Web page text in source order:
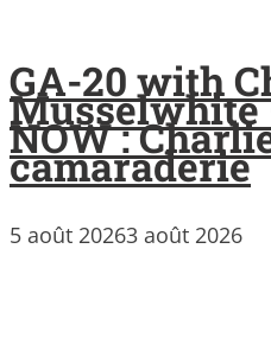
GA-20 with
Musselwhite
NOW :
camaraderie
5 août 20263 août 2026